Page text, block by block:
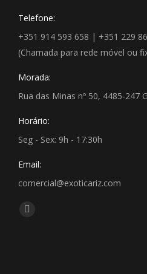
Telefone:
+351 914 593 658 | +351 229
(Chamada para rede móvel ou
Morada:
Rua das Minas nº 50, 4485-247
Horário:
Seg - Sex: 9h - 17:30h
Email:
comercial@exoticariz.com
Encontre-nos em:
Facebook